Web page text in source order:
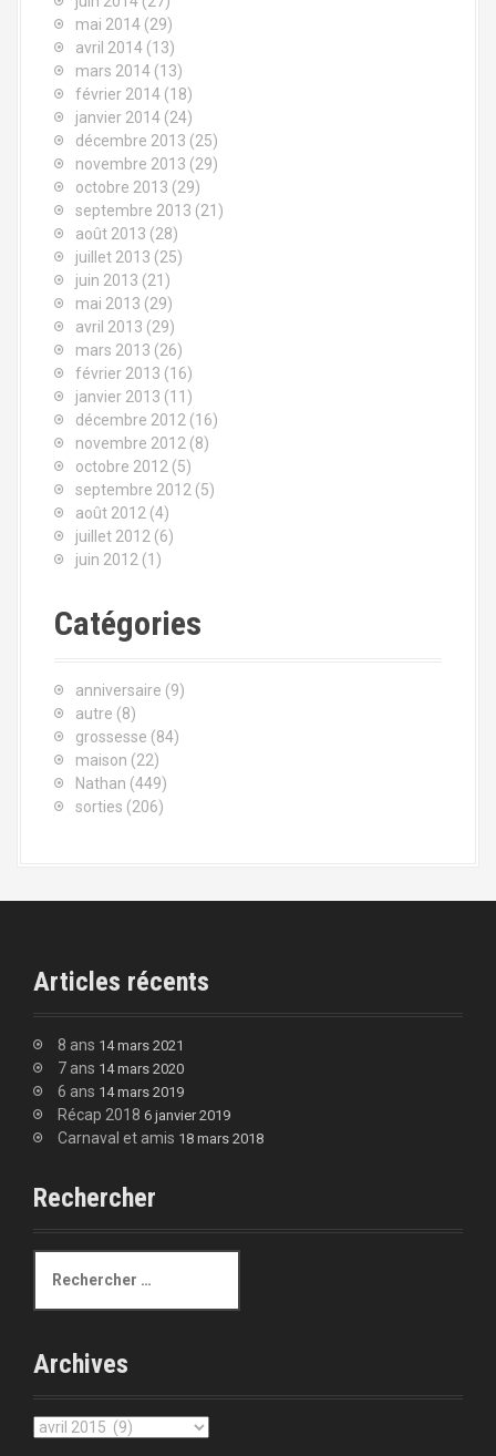
mai 2014 (29)
avril 2014 (13)
mars 2014 (13)
février 2014 (18)
janvier 2014 (24)
décembre 2013 (25)
novembre 2013 (29)
octobre 2013 (29)
septembre 2013 (21)
août 2013 (28)
juillet 2013 (25)
juin 2013 (21)
mai 2013 (29)
avril 2013 (29)
mars 2013 (26)
février 2013 (16)
janvier 2013 (11)
décembre 2012 (16)
novembre 2012 (8)
octobre 2012 (5)
septembre 2012 (5)
août 2012 (4)
juillet 2012 (6)
juin 2012 (1)
Catégories
anniversaire (9)
autre (8)
grossesse (84)
maison (22)
Nathan (449)
sorties (206)
Articles récents
8 ans 14 mars 2021
7 ans 14 mars 2020
6 ans 14 mars 2019
Récap 2018 6 janvier 2019
Carnaval et amis 18 mars 2018
Rechercher
c
e
r
c
h
Archives
A